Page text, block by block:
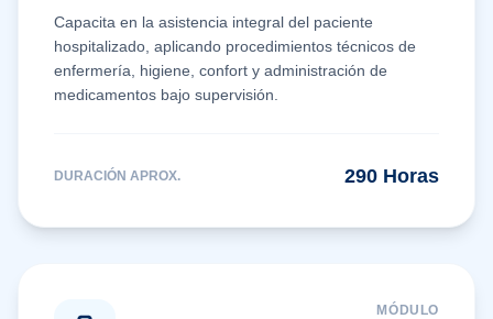
Capacita en la asistencia integral del paciente
hospitalizado, aplicando procedimientos técnicos de
enfermería, higiene, confort y administración de
medicamentos bajo supervisión.
DURACIÓN APROX. 290 Horas
MÓDULO